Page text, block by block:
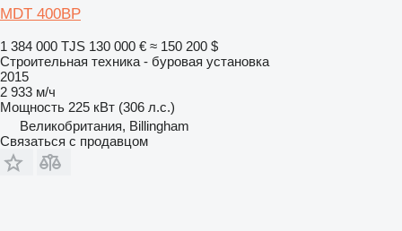
MDT 400BP
1 384 000 TJS 130 000 € ≈ 150 200 $
Строительная техника - буровая установка
2015
2 933 м/ч
Мощность 225 кВт (306 л.с.)
Великобритания, Billingham
Связаться с продавцом